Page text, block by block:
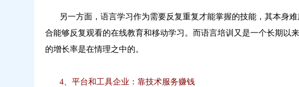
另一方面，语言学习作为需要反复重复才能掌握的技能，其本身难
合能够反复观看的在线教育和移动学习。而语言培训又是一个长期以
的增长率是在情理之中的。
4、平台和工具企业：靠技术服务赚钱